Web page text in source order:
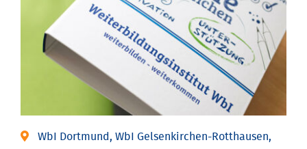
WbI Dortmund, WbI Gelsenkirchen-Rotthausen,